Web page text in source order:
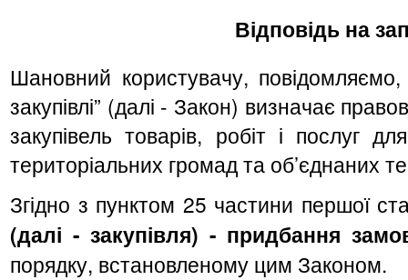
Відповідь на
Шановний користувачу,
закупівлі” (далі - Закон) визначає
закупівель товарів, робіт і послуг
територіальних громад та об’єднаних
Згідно з пунктом 25 частини першої
(далі - закупівля) - придбання
порядку, встановленому цим Законом.